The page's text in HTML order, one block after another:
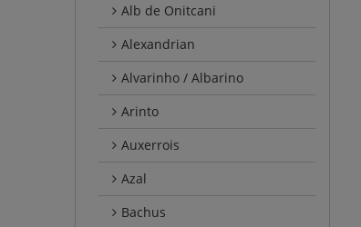
Alb de Onitcani
Alexandrian
Alvarinho / Albarino
Arinto
Auxerrois
Azal
Bachus